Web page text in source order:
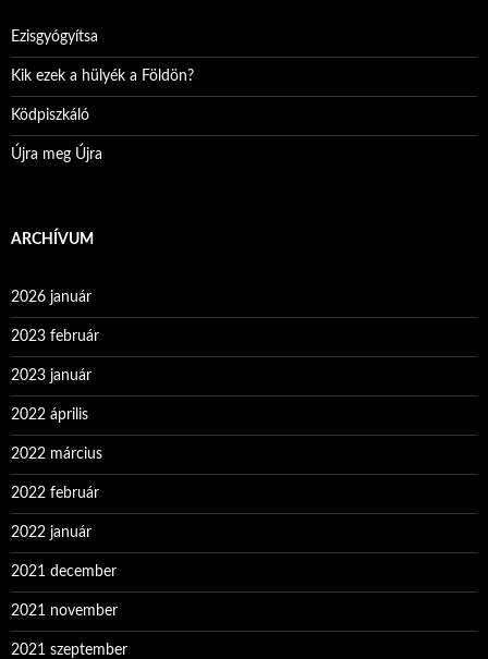
Ezisgyógyítsa
Kik ezek a hülyék a Földön?
Ködpiszkáló
Újra meg Újra
ARCHÍVUM
2026 január
2023 február
2023 január
2022 április
2022 március
2022 február
2022 január
2021 december
2021 november
2021 szeptember